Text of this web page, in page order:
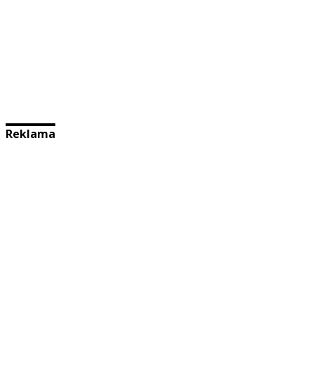
Reklama